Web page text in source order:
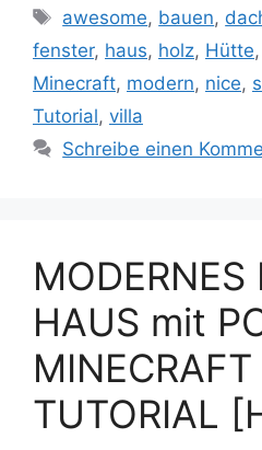
Schlagwörter
awesome, bauen,
fenster, haus, holz, Hütte,
Minecraft, modern, nice,
Tutorial, villa
Schreibe einen
HAUS mit
TUTORIAL